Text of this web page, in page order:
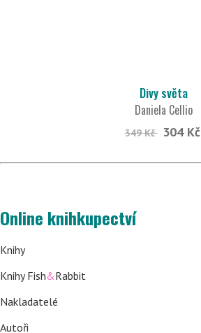
Divy světa
Daniela Cellio
349 Kč 304 Kč
Online knihkupectví
Knihy
Knihy Fish&Rabbit
Nakladatelé
Autoři